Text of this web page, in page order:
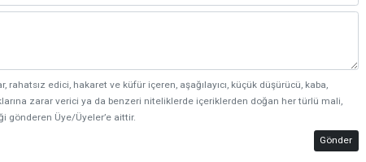
rahatsız edici, hakaret ve küfür içeren, aşağılayıcı, küçük düşürücü, kaba,
zarar verici ya da benzeri niteliklerde içeriklerden doğan her türlü mali,
gönderen Üye/Üyeler’e aittir.
Gönder